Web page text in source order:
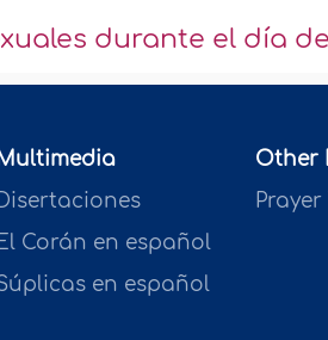
durante el día
Disertaciones
El Corán en español
en español
Other
Prayer